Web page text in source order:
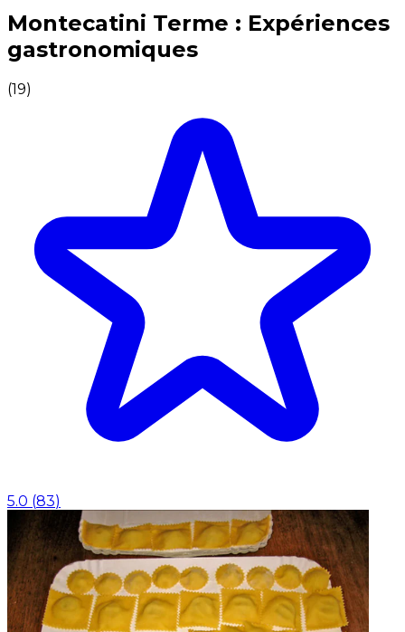
Expériences culinaires inoubliables : Expériences
Montecatini Terme : Expériences
gastronomiques
(19)
5.0 (83)